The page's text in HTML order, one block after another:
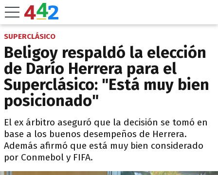
SUPERCLÁSICO
Beligoy respaldó la elección
de Darío Herrera para el
Superclásico: "Está muy bien
posicionado"
El ex árbitro aseguró que la decisión se tomó en
base a los buenos desempeños de Herrera.
Además afirmó que está muy bien considerado
por Conmebol y FIFA.